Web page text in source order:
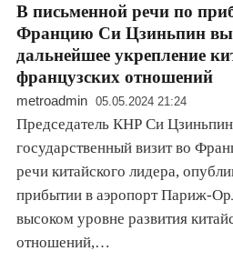
В письменной речи по
Францию Си Цзиньпин
дальнейшее укрепление
французских отношений
metroadmin 05.05.2024 21:24
Председатель КНР Си Цзиньпин
государственный визит во
речи китайского лидера,
прибытии в аэропорт Париж-
высоком уровне развития
отношений,…